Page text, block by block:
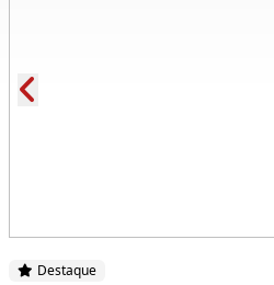
Destaque